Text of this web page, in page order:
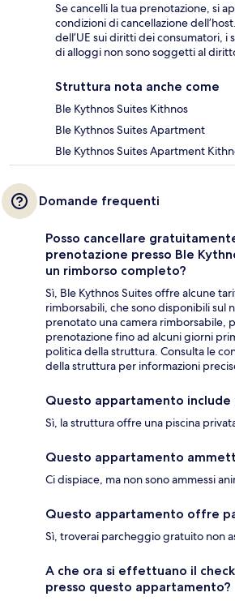
Se cancelli la tua prenotazione, si
condizioni di cancellazione
dell’UE sui diritti dei consumatori, i
di alloggi non sono soggetti al
Struttura nota anche come
Ble Kythnos Suites Kithnos
Ble Kythnos Suites Apartment
Ble Kythnos Suites Apartment
Domande frequenti
Posso cancellare
prenotazione presso Ble
un rimborso completo?
Sì, Ble Kythnos Suites offre alcune
rimborsabili, che sono disponibili sul
prenotato una camera rimborsabile,
prenotazione fino ad alcuni giorni
politica della struttura. Consulta le
della struttura per informazioni
Questo appartamento include
Sì, la struttura offre una piscina
Questo appartamento
Ci dispiace, ma non sono ammessi
Questo appartamento offre
Sì, troverai parcheggio gratuito non
A che ora si effettuano il
presso questo appartamento?